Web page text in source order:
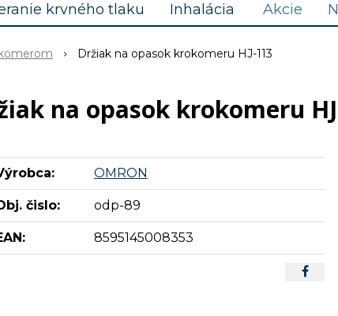
krvného tlaku Inhalácia Akcie
Držiak na opasok krokomeru HJ-113
na opasok krokomeru
OMRON
čislo: odp-89
8595145008353